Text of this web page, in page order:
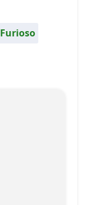
Furioso